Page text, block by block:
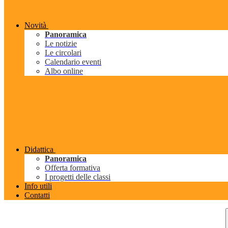
Novità
Panoramica
Le notizie
Le circolari
Calendario eventi
Albo online
Didattica
Panoramica
Offerta formativa
I progetti delle classi
Info utili
Contatti